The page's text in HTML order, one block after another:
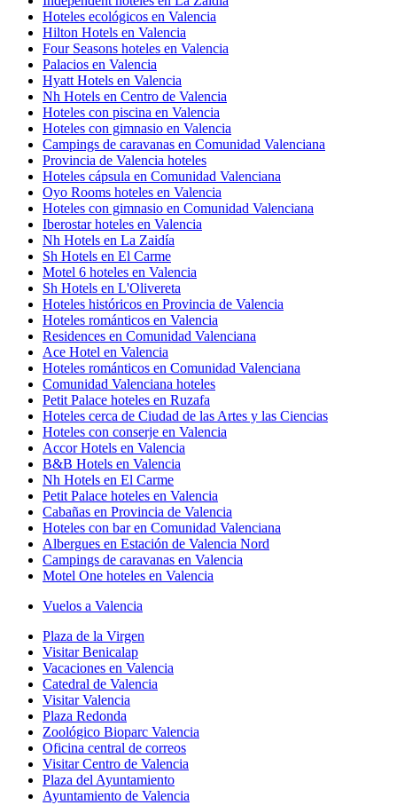
Hoteles ecológicos en Valencia
Hilton Hotels en Valencia
Four Seasons hoteles en Valencia
Palacios en Valencia
Hyatt Hotels en Valencia
Nh Hotels en Centro de Valencia
Hoteles con piscina en Valencia
Hoteles con gimnasio en Valencia
Campings de caravanas en Comunidad Valenciana
Provincia de Valencia hoteles
Hoteles cápsula en Comunidad Valenciana
Oyo Rooms hoteles en Valencia
Hoteles con gimnasio en Comunidad Valenciana
Iberostar hoteles en Valencia
Nh Hotels en La Zaidía
Sh Hotels en El Carme
Motel 6 hoteles en Valencia
Sh Hotels en L'Olivereta
Hoteles históricos en Provincia de Valencia
Hoteles románticos en Valencia
Residences en Comunidad Valenciana
Ace Hotel en Valencia
Hoteles románticos en Comunidad Valenciana
Comunidad Valenciana hoteles
Petit Palace hoteles en Ruzafa
Hoteles cerca de Ciudad de las Artes y las Ciencias
Hoteles con conserje en Valencia
Accor Hotels en Valencia
B&B Hotels en Valencia
Nh Hotels en El Carme
Petit Palace hoteles en Valencia
Cabañas en Provincia de Valencia
Hoteles con bar en Comunidad Valenciana
Albergues en Estación de Valencia Nord
Campings de caravanas en Valencia
Motel One hoteles en Valencia
Vuelos a Valencia
Plaza de la Virgen
Visitar Benicalap
Vacaciones en Valencia
Catedral de Valencia
Visitar Valencia
Plaza Redonda
Zoológico Bioparc Valencia
Oficina central de correos
Visitar Centro de Valencia
Plaza del Ayuntamiento
Ayuntamiento de Valencia